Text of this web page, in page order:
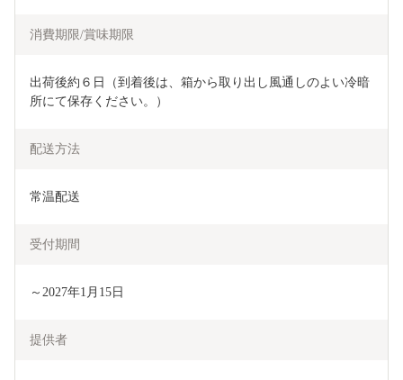
消費期限/賞味期限
出荷後約６日（到着後は、箱から取り出し風通しのよい冷暗
所にて保存ください。）
配送方法
常温配送
受付期間
～2027年1月15日
提供者